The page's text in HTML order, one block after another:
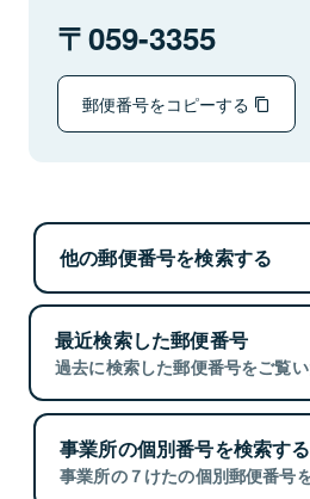
059-3355
郵便番号をコピーする
他の郵便番号を検索する
最近検索した郵便番号
過去に検索した郵便番号をご覧い
事業所の個別番号を検索する
事業所の７けたの個別郵便番号